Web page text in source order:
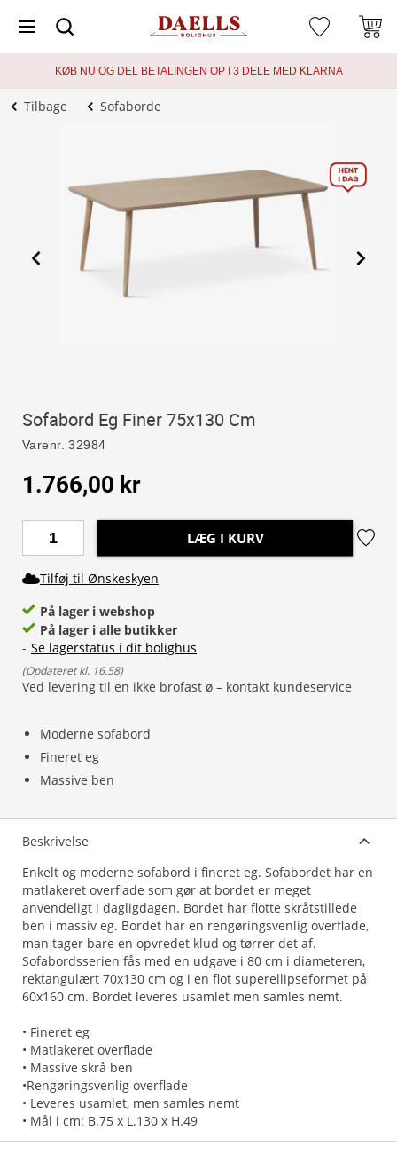
KØB NU OG DEL BETALINGEN OP I 3 DELE MED KLARNA
Tilbage Sofaborde
Sofabord Eg Finer 75x130 Cm
Varenr. 32984
Moderne sofabord
Fineret eg
Massive ben
1.766,00 kr
LÆG I KURV
Tilføj til Ønskeskyen
På lager i webshop
På lager i alle butikker
- Se lagerstatus i dit bolighus
(Opdateret kl. 16.58)
Ved levering til en ikke brofast ø – kontakt kundeservice
Beskrivelse
Enkelt og moderne sofabord i fineret eg. Sofabordet har en
matlakeret overflade som gør at bordet er meget
anvendeligt i dagligdagen. Bordet har flotte skråtstillede
ben i massiv eg. Bordet har en rengøringsvenlig overflade,
man tager bare en opvredet klud og tørrer det af.
Sofabordsserien fås med en udgave i 80 cm i diameteren,
rektangulært 70x130 cm og i en flot superellipseformet på
60x160 cm. Bordet leveres usamlet men samles nemt.
• Fineret eg
• Matlakeret overflade
• Massive skrå ben
•Rengøringsvenlig overflade
• Leveres usamlet, men samles nemt
• Mål i cm: B.75 x L.130 x H.49